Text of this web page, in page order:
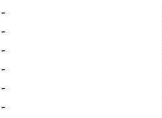
-
-
-
-
-
-